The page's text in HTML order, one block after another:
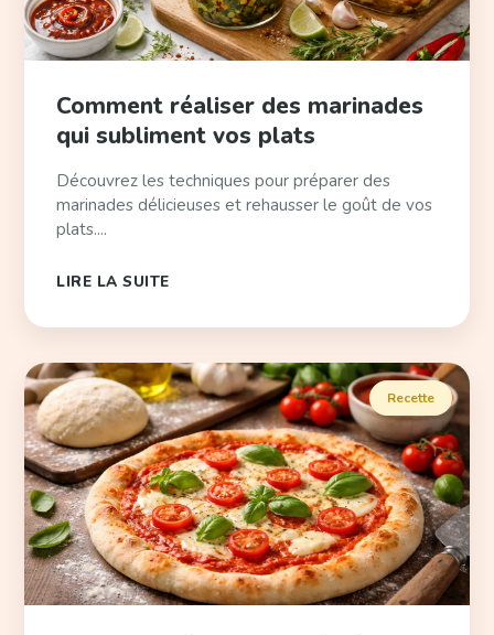
Comment réaliser des marinades
qui subliment vos plats
Découvrez les techniques pour préparer des
marinades délicieuses et rehausser le goût de vos
plats....
LIRE LA SUITE
Recette